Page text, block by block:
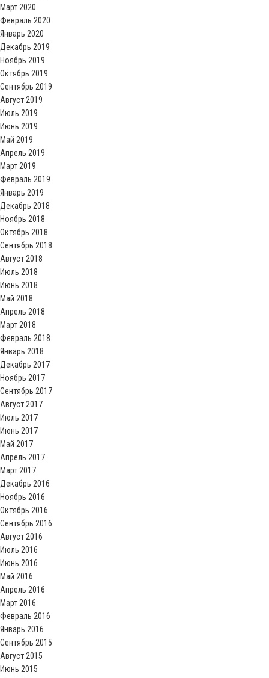
Март 2020
Февраль 2020
Январь 2020
Декабрь 2019
Ноябрь 2019
Октябрь 2019
Сентябрь 2019
Август 2019
Июль 2019
Июнь 2019
Май 2019
Апрель 2019
Март 2019
Февраль 2019
Январь 2019
Декабрь 2018
Ноябрь 2018
Октябрь 2018
Сентябрь 2018
Август 2018
Июль 2018
Июнь 2018
Май 2018
Апрель 2018
Март 2018
Февраль 2018
Январь 2018
Декабрь 2017
Ноябрь 2017
Сентябрь 2017
Август 2017
Июль 2017
Июнь 2017
Май 2017
Апрель 2017
Март 2017
Декабрь 2016
Ноябрь 2016
Октябрь 2016
Сентябрь 2016
Август 2016
Июль 2016
Июнь 2016
Май 2016
Апрель 2016
Март 2016
Февраль 2016
Январь 2016
Сентябрь 2015
Август 2015
Июнь 2015